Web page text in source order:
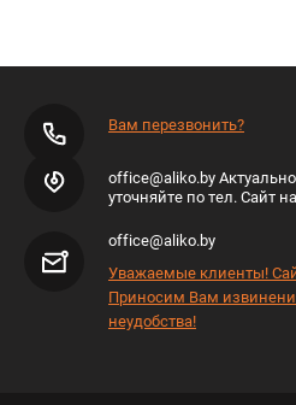
Вам перезвонить?
office@aliko.by
уточняйте по тел. Сайт
office@aliko.by
Уважаемые клиенты!
Приносим Вам
неудобства!